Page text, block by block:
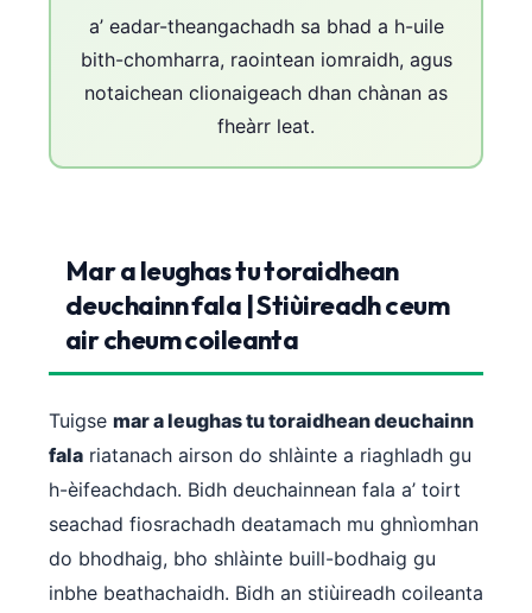
a’ eadar-theangachadh sa bhad a h-uile
bith-chomharra, raointean iomraidh, agus
notaichean clionaigeach dhan chànan as
fheàrr leat.
Mar a leughas tu toraidhean
deuchainn fala | Stiùireadh ceum
air cheum coileanta
Tuigse mar a leughas tu toraidhean deuchainn
fala riatanach airson do shlàinte a riaghladh gu
h-èifeachdach. Bidh deuchainnean fala a’ toirt
seachad fiosrachadh deatamach mu ghnìomhan
do bhodhaig, bho shlàinte buill-bodhaig gu
inbhe beathachaidh. Bidh an stiùireadh coileanta